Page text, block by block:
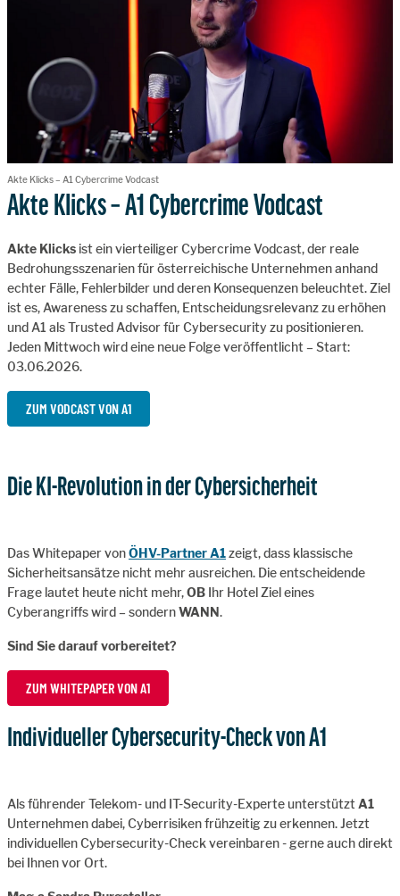
Akte Klicks – A1 Cybercrime Vodcast
Akte Klicks – A1 Cybercrime Vodcast
Akte Klicks ist ein vierteiliger Cybercrime Vodcast, der reale
Bedrohungsszenarien für österreichische Unternehmen anhand
echter Fälle, Fehlerbilder und deren Konsequenzen beleuchtet. Ziel
ist es, Awareness zu schaffen, Entscheidungsrelevanz zu erhöhen
und A1 als Trusted Advisor für Cybersecurity zu positionieren.
Jeden Mittwoch wird eine neue Folge veröffentlicht – Start:
03.06.2026.
ZUM VODCAST VON A1
Die KI-Revolution in der Cybersicherheit
Das Whitepaper vonÖHV-Partner A1zeigt, dass klassische
Sicherheitsansätze nicht mehr ausreichen. Die entscheidende
Frage lautet heute nicht mehr,OB Ihr Hotel Ziel eines
Cyberangriffs wird – sondernWANN.
Sind Sie darauf vorbereitet?
ZUM WHITEPAPER VON A1
Individueller Cybersecurity-Check von A1
Als führender Telekom- und IT-Security-Experte unterstütztA1
Unternehmen dabei, Cyberrisiken frühzeitig zu erkennen. Jetzt
individuellen Cybersecurity-Check vereinbaren - gerne auch direkt
bei Ihnen vor Ort.